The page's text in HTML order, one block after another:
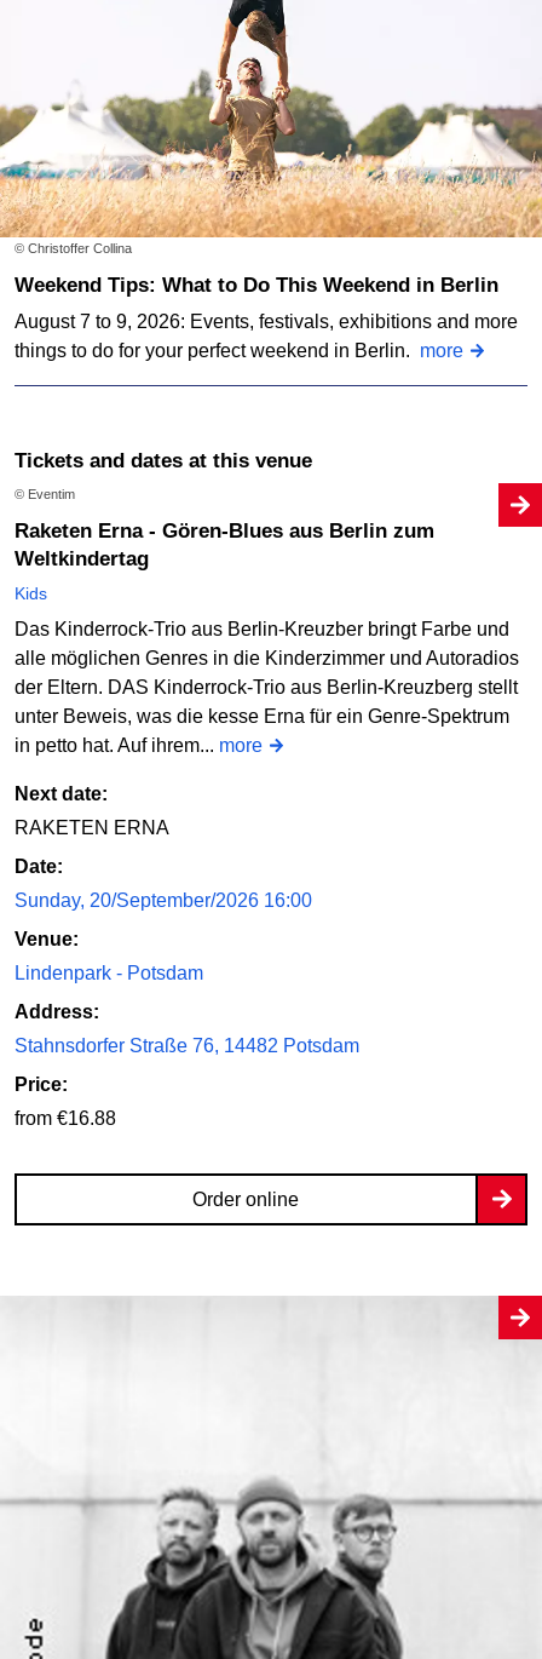
© Christoffer Collina
Weekend Tips: What to Do This Weekend in Berlin
August 7 to 9, 2026: Events, festivals, exhibitions and more
things to do for your perfect weekend in Berlin. more
Tickets and dates at this venue
© Eventim
Raketen Erna - Gören-Blues aus Berlin zum
Weltkindertag
Kids
Das Kinderrock-Trio aus Berlin-Kreuzber bringt Farbe und
alle möglichen Genres in die Kinderzimmer und Autoradios
der Eltern. DAS Kinderrock-Trio aus Berlin-Kreuzberg stellt
unter Beweis, was die kesse Erna für ein Genre-Spektrum
in petto hat. Auf ihrem... more
Next date:
RAKETEN ERNA
Date:
Sunday, 20/September/2026 16:00
Venue:
Lindenpark - Potsdam
Address:
Stahnsdorfer Straße 76, 14482 Potsdam
Price:
from €16.88
Order online